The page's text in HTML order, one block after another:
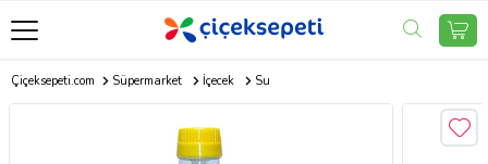
Çiçeksepeti.com Süpermarket İçecek Su